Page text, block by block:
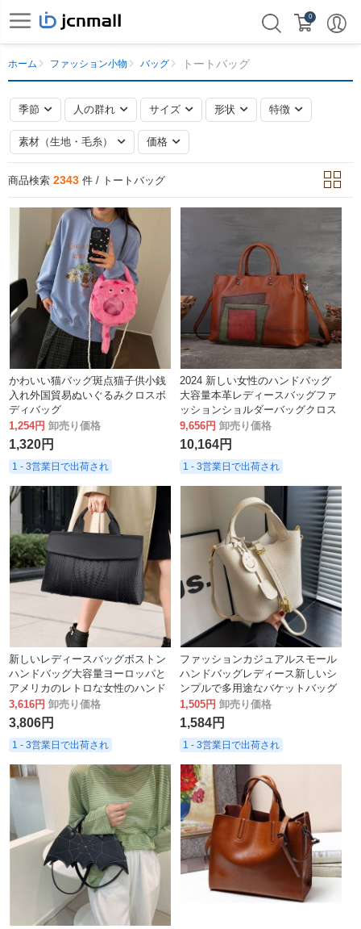
0
ホーム ファッション小物 バッグ トートバッグ
季節 人の群れ サイズ 形状 特徴
素材（生地・毛糸） 価格
商品検索 2343 件 / トートバッグ
かわいい猫バッグ斑点猫子供小銭
入れ外国貿易ぬいぐるみクロスボ
ディバッグ
1,254円 卸売り価格
1,320円
1 - 3営業日で出荷され
2024 新しい女性のハンドバッグ
大容量本革レディースバッグファ
ッションショルダーバッグクロス
ボディバッグ文学ナショナルスタ
イルの女性のバッグ
9,656円 卸売り価格
10,164円
1 - 3営業日で出荷され
新しいレディースバッグボストン
ハンドバッグ大容量ヨーロッパと
アメリカのレトロな女性のハンド
バッグソフトレザー通勤クロスボ
ディバッグ女性のための
3,616円 卸売り価格
3,806円
1 - 3営業日で出荷され
ファッションカジュアルスモール
ハンドバッグレディース新しいシ
ンプルで多用途なバケットバッグ
ニッチハイエンドメッセンジャー
バッグ
1,505円 卸売り価格
1,584円
1 - 3営業日で出荷され